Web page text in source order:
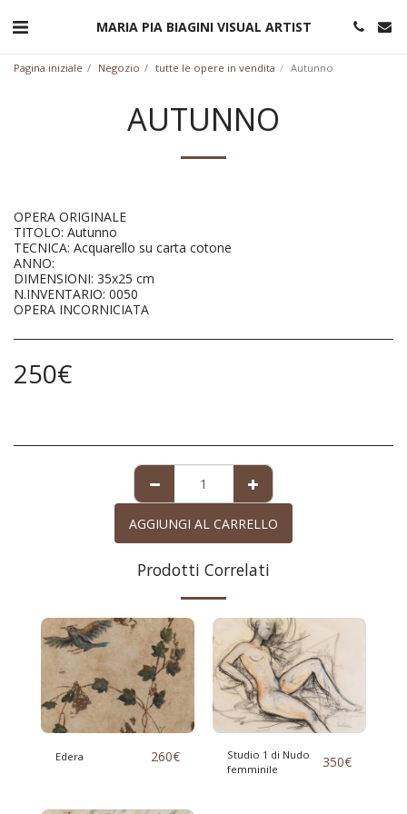
MARIA PIA BIAGINI VISUAL ARTIST
Pagina iniziale Negozio tutte le opere in vendita Autunno
AUTUNNO
OPERA ORIGINALE
TITOLO: Autunno
TECNICA: Acquarello su carta cotone
ANNO:
DIMENSIONI: 35x25 cm
N.INVENTARIO: 0050
OPERA INCORNICIATA
250€
AGGIUNGI AL CARRELLO
Prodotti Correlati
Edera 260€
Studio 1 di Nudo
femminile
350€